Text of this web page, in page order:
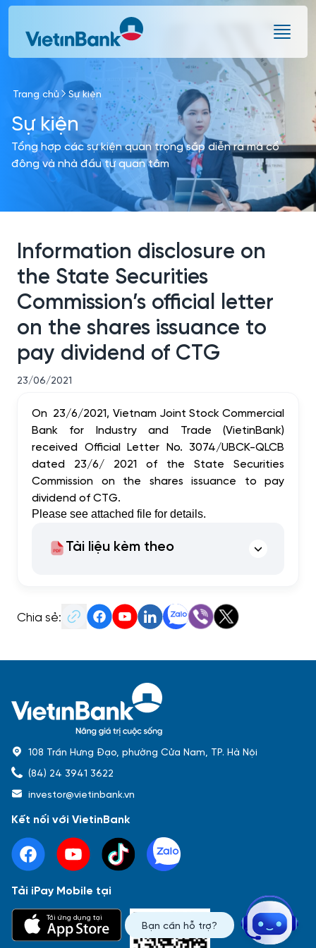
Skip to Main Content
Báo cáo tài chính Thông tin giao dịch
Trang chủ Sự kiện
Sự kiện
Tổng hợp các sự kiện quan trọng sắp diễn ra mà cổ
đông và nhà đầu tư quan tâm
Information disclosure on
the State Securities
Commission’s official letter
on the shares issuance to
pay dividend of CTG
23/06/2021
On 23/6/2021, Vietnam Joint Stock Commercial
Bank for Industry and Trade (VietinBank)
received Official Letter No. 3074/UBCK-QLCB
dated 23/6/ 2021 of the State Securities
Commission on the shares issuance to pay
dividend of CTG.
Please see attached file for details.
Tài liệu kèm theo
Chia sẻ:
Bạn cần hỗ trợ?
108 Trần Hưng Đạo, phường Cửa Nam, TP. Hà Nội
(84) 24 3941 3622
investor@vietinbank.vn
Kết nối với VietinBank
Tải iPay Mobile tại
Tải ứng dụng tại